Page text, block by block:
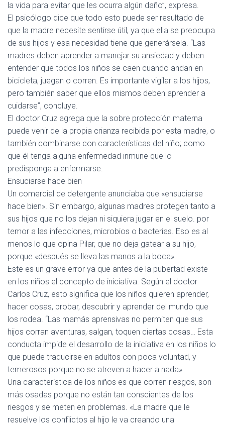
la vida para evitar que les ocurra algún daño”, expresa.
El psicólogo dice que todo esto puede ser resultado de
que la madre necesite sentirse útil, ya que ella se preocupa
de sus hijos y esa necesidad tiene que generársela. “Las
madres deben aprender a manejar su ansiedad y deben
entender que todos los niños se caen cuando andan en
bicicleta, juegan o corren. Es importante vigilar a los hijos,
pero también saber que ellos mismos deben aprender a
cuidarse”, concluye.
El doctor Cruz agrega que la sobre protección materna
puede venir de la propia crianza recibida por esta madre, o
también combinarse con características del niño; como
que él tenga alguna enfermedad inmune que lo
predisponga a enfermarse.
Ensuciarse hace bien
Un comercial de detergente anunciaba que «ensuciarse
hace bien». Sin embargo, algunas madres protegen tanto a
sus hijos que no los dejan ni siquiera jugar en el suelo. por
temor a las infecciones, microbios o bacterias. Eso es al
menos lo que opina Pilar, que no deja gatear a su hijo,
porque «después se lleva las manos a la boca».
Este es un grave error ya que antes de la pubertad existe
en los niños el concepto de iniciativa. Según el doctor
Carlos Cruz, esto significa que los niños quieren aprender,
hacer cosas, probar, descubrir y aprender del mundo que
los rodea. “Las mamás aprensivas no permiten que sus
hijos corran aventuras, salgan, toquen ciertas cosas… Esta
conducta impide el desarrollo de la iniciativa en los niños lo
que puede traducirse en adultos con poca voluntad, y
temerosos porque no se atreven a hacer a nada».
Una característica de los niños es que corren riesgos, son
más osadas porque no están tan conscientes de los
riesgos y se meten en problemas. «La madre que le
resuelve los conflictos al hijo le va creando una